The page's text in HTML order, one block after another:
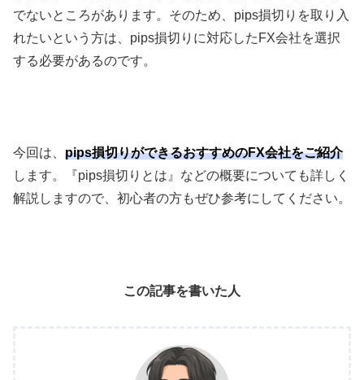
でないところがあります。そのため、 pips損切りを取り入
れたいという方は、 pips損切りに対応した FX会社を選択
する必要があるのです。
今回は、 pips損切りができるおすすめのFX会社をご紹介
します。『pips損切りとは』などの概要についても詳しく
解説しますので、初心者の方もぜひ参考にしてください。
この記事を書いた人